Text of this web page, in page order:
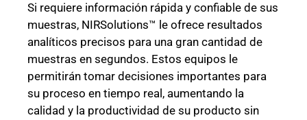
Si requiere información rápida y confiable de sus
muestras, NIRSolutions™ le ofrece resultados
analíticos precisos para una gran cantidad de
muestras en segundos. Estos equipos le
permitirán tomar decisiones importantes para
su proceso en tiempo real, aumentando la
calidad y la productividad de su producto sin